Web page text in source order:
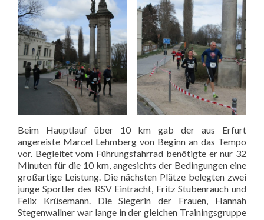
Beim Hauptlauf über 10 km gab der aus Erfurt
angereiste Marcel Lehmberg von Beginn an das Tempo
vor. Begleitet vom Führungsfahrrad benötigte er nur 32
Minuten für die 10 km, angesichts der Bedingungen eine
großartige Leistung. Die nächsten Plätze belegten zwei
junge Sportler des RSV Eintracht, Fritz Stubenrauch und
Felix Krüsemann. Die Siegerin der Frauen, Hannah
Stegenwallner war lange in der gleichen Trainingsgruppe